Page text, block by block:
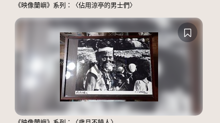
《映像蘭嶼》系列：〈佔用涼亭的男士們〉